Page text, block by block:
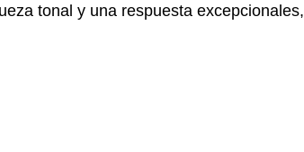
tonal y una respuesta excepcionales,